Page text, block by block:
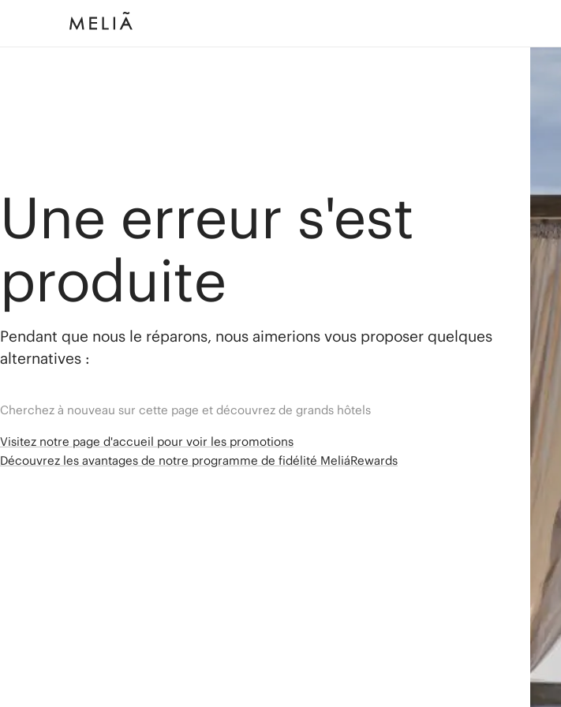
Une erreur s'est
produite
Pendant que nous le réparons, nous aimerions vous proposer quelques
alternatives :
Cherchez à nouveau sur cette page et découvrez de grands hôtels
Visitez notre page d'accueil pour voir les promotions
Découvrez les avantages de notre programme de fidélité MeliáRewards